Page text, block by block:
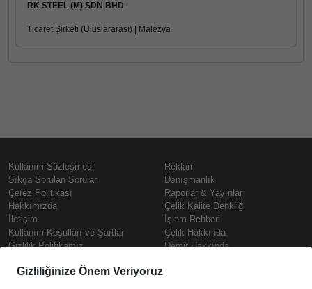
RK STEEL (M) SDN BHD
Ticaret Şirketi (Uluslararası) | Malezya
Kullanım Sözleşmesi
Sıkça Sorulan Sorular
Çerez Politikası
Hakkımızda
İletişim
Kullanım Koşulları ve Şartlar
Gizlilik Politikamız
Prime
Reklam
Danışmanlık
Raporlar & Yayınlar
Çelik Kalite Denkliği
İşlem Rehberi
Çelik Hakkında
Demir Hakkında